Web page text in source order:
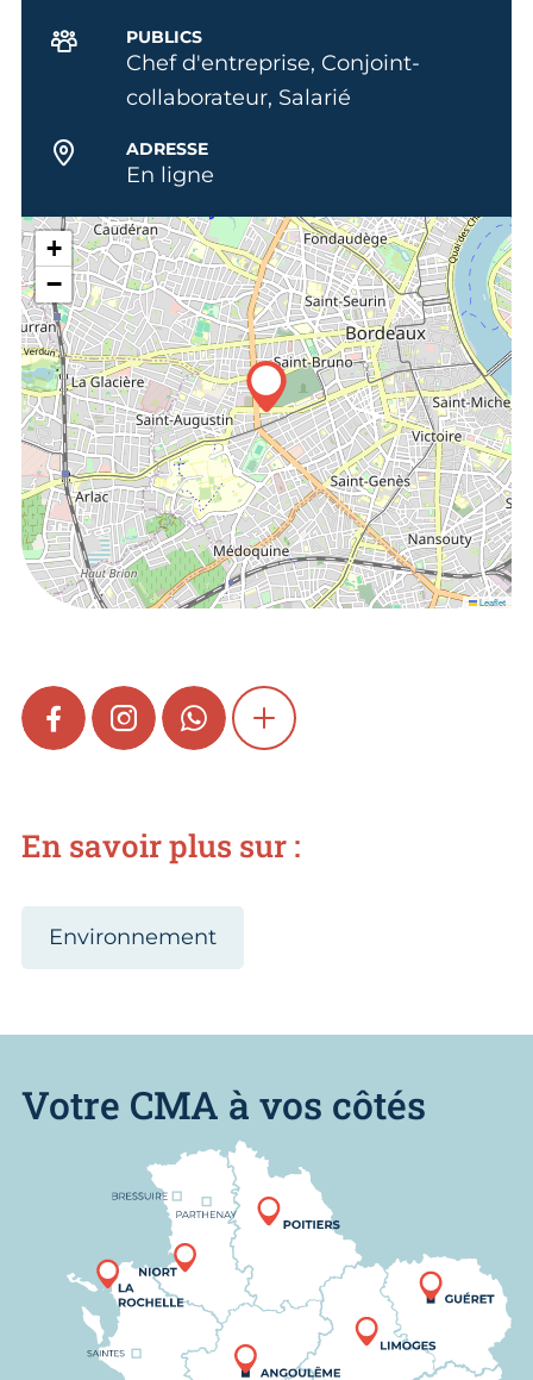
PUBLICS
Chef d'entreprise, Conjoint-
collaborateur, Salarié
ADRESSE
En ligne
+
−
Leaflet
FACEBOOKINSTAGRAMWHATSAPPSHOW MORE
En savoir plus sur :
Environnement
Votre CMA à vos côtés